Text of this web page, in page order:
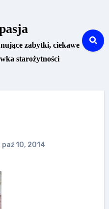
zabytki, ciekawe
starożytności
paź 10, 2014